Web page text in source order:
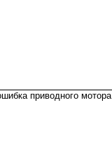
приводного мотора